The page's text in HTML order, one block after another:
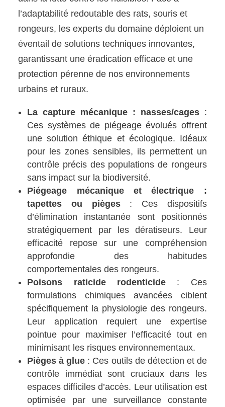
l’adaptabilité redoutable des rats, souris et
rongeurs, les experts du domaine déploient un
éventail de solutions techniques innovantes,
garantissant une éradication efficace et une
protection pérenne de nos environnements
urbains et ruraux.
La capture mécanique : nasses/cages:
Ces systèmes de piégeage évolués offrent
une solution éthique et écologique. Idéaux
pour les zones sensibles, ils permettent un
contrôle précis des populations de rongeurs
sans impact sur la biodiversité.
Piégeage mécanique et électrique :
tapettes ou pièges: Ces dispositifs
d’élimination instantanée sont positionnés
stratégiquement par les dératiseurs. Leur
efficacité repose sur une compréhension
approfondie des habitudes
comportementales des rongeurs.
Poisons raticide rodenticide : Ces
formulations chimiques avancées ciblent
spécifiquement la physiologie des rongeurs.
Leur application requiert une expertise
pointue pour maximiser l’efficacité tout en
minimisant les risques environnementaux.
Pièges à glue : Ces outils de détection et de
contrôle immédiat sont cruciaux dans les
espaces difficiles d’accès. Leur utilisation est
optimisée par une surveillance constante